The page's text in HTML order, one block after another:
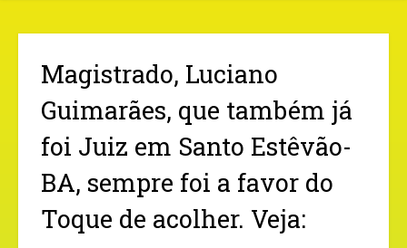
Magistrado, Luciano
Guimarães, que também já
foi Juiz em Santo Estêvão-
BA, sempre foi a favor do
Toque de acolher. Veja: